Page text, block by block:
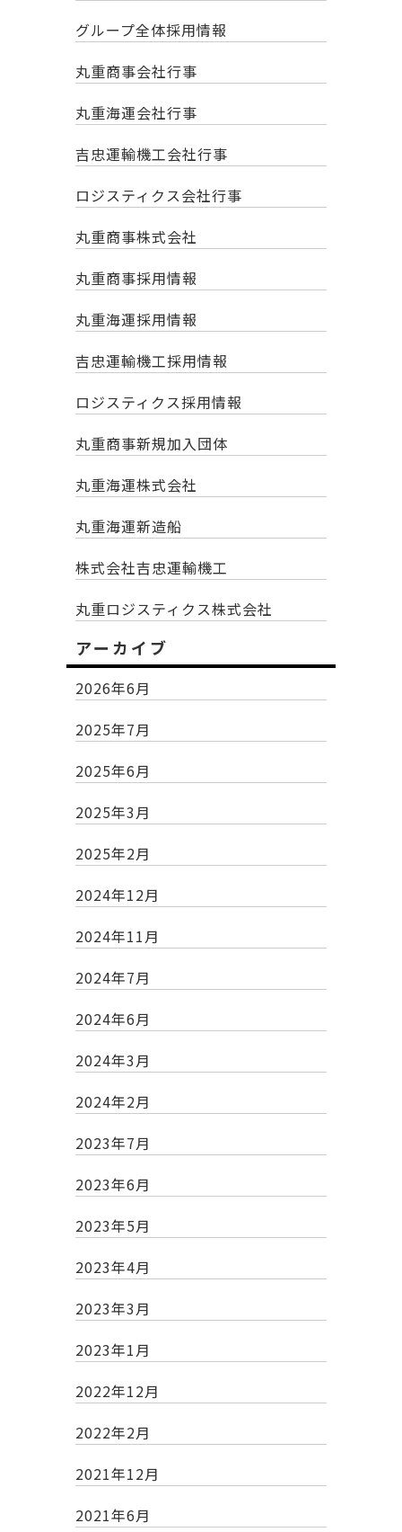
グループ全体採用情報
丸重商事会社行事
丸重海運会社行事
吉忠運輸機工会社行事
ロジスティクス会社行事
丸重商事株式会社
丸重商事採用情報
丸重海運採用情報
吉忠運輸機工採用情報
ロジスティクス採用情報
丸重商事新規加入団体
丸重海運株式会社
丸重海運新造船
株式会社吉忠運輸機工
丸重ロジスティクス株式会社
アーカイブ
2026年6月
2025年7月
2025年6月
2025年3月
2025年2月
2024年12月
2024年11月
2024年7月
2024年6月
2024年3月
2024年2月
2023年7月
2023年6月
2023年5月
2023年4月
2023年3月
2023年1月
2022年12月
2022年2月
2021年12月
2021年6月